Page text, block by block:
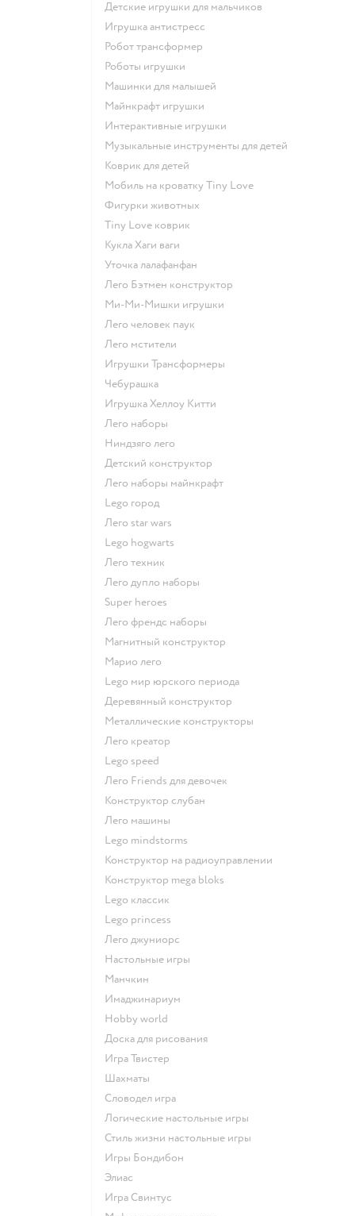
Детские игрушки для мальчиков
Игрушка антистресс
Робот трансформер
Роботы игрушки
Машинки для малышей
Майнкрафт игрушки
Интерактивные игрушки
Музыкальные инструменты для детей
Коврик для детей
Мобиль на кроватку Tiny Love
Фигурки животных
Tiny Love коврик
Кукла Хаги ваги
Уточка лалафанфан
Лего Бэтмен конструктор
Ми-Ми-Мишки игрушки
Лего человек паук
Лего мстители
Игрушки Трансформеры
Чебурашка
Игрушка Хеллоу Китти
Лего наборы
Ниндзяго лего
Детский конструктор
Лего наборы майнкрафт
Lego город
Лего star wars
Lego hogwarts
Лего техник
Лего дупло наборы
Super heroes
Лего френдс наборы
Магнитный конструктор
Марио лего
Lego мир юрского периода
Деревянный конструктор
Металлические конструкторы
Лего креатор
Lego speed
Лего Friends для девочек
Конструктор слубан
Лего машины
Lego mindstorms
Конструктор на радиоуправлении
Конструктор mega bloks
Lego классик
Lego princess
Лего джуниорс
Настольные игры
Манчкин
Имаджинариум
Hobby world
Доска для рисования
Игра Твистер
Шахматы
Словодел игра
Логические настольные игры
Стиль жизни настольные игры
Игры Бондибон
Элиас
Игра Свинтус